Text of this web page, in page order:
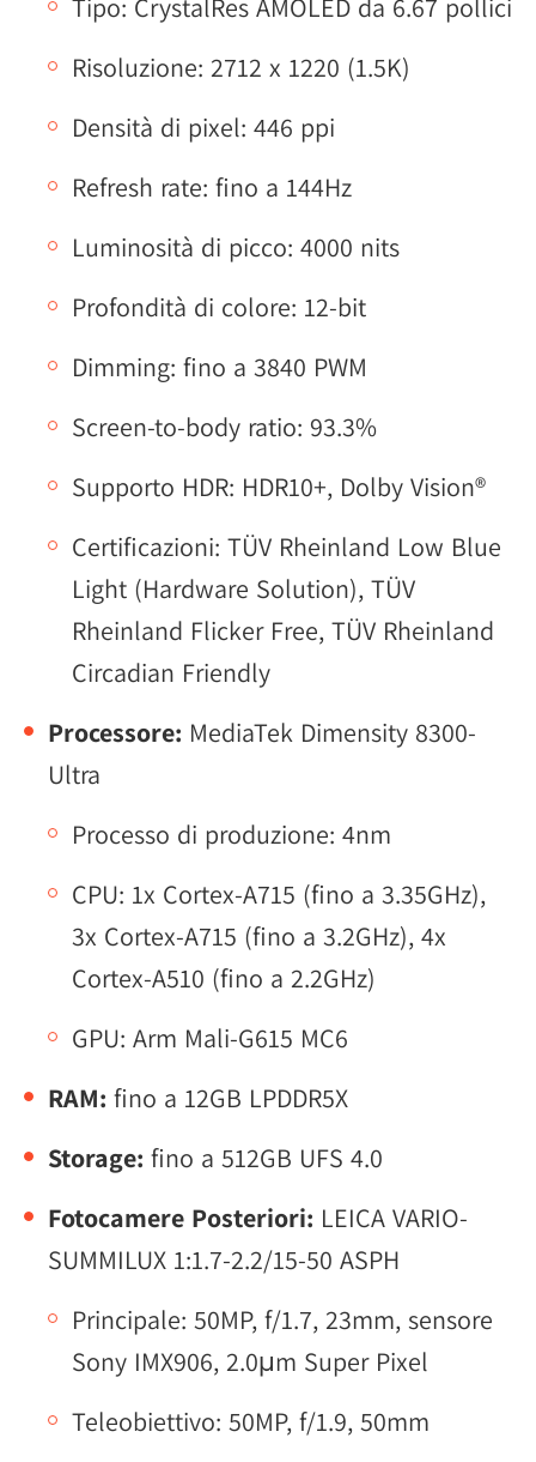
Tipo: CrystalRes AMOLED da 6.67 pollici
Risoluzione: 2712 x 1220 (1.5K)
Densità di pixel: 446 ppi
Refresh rate: fino a 144Hz
Luminosità di picco: 4000 nits
Profondità di colore: 12-bit
Dimming: fino a 3840 PWM
Screen-to-body ratio: 93.3%
Supporto HDR: HDR10+, Dolby Vision®
Certificazioni: TÜV Rheinland Low Blue
Light (Hardware Solution), TÜV
Rheinland Flicker Free, TÜV Rheinland
Circadian Friendly
Processore: MediaTek Dimensity 8300-
Ultra
Processo di produzione: 4nm
CPU: 1x Cortex-A715 (fino a 3.35GHz),
3x Cortex-A715 (fino a 3.2GHz), 4x
Cortex-A510 (fino a 2.2GHz)
GPU: Arm Mali-G615 MC6
RAM: fino a 12GB LPDDR5X
Storage: fino a 512GB UFS 4.0
Fotocamere Posteriori: LEICA VARIO-
SUMMILUX 1:1.7-2.2/15-50 ASPH
Principale: 50MP, f/1.7, 23mm, sensore
Sony IMX906, 2.0μm Super Pixel
Teleobiettivo: 50MP, f/1.9, 50mm